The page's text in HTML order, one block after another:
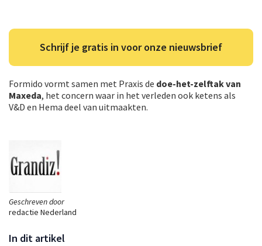
Geschreven door
redactie Nederland
In dit artikel
Schrijf je gratis in voor onze nieuwsbrief
Formido vormt samen met Praxis de doe-het-zelftak van
Maxeda, het concern waar in het verleden ook ketens als
V&D en Hema deel van uitmaakten.